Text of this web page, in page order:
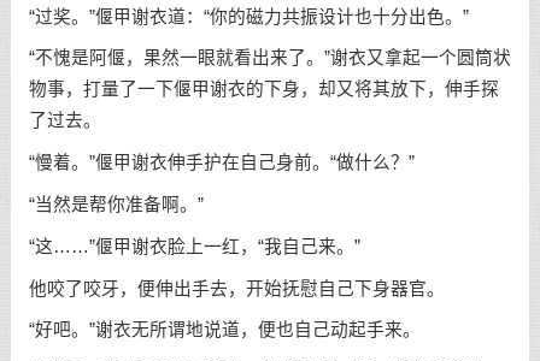
“过奖。”偃甲谢衣道：“你的磁力共振设计也十分出色。”
“不愧是阿偃，果然一眼就看出来了。”谢衣又拿起一个圆筒状
物事，打量了一下偃甲谢衣的下身，却又将其放下，伸手探
了过去。
“慢着。”偃甲谢衣伸手护在自己身前。“做什么？”
“当然是帮你准备啊。”
“这……”偃甲谢衣脸上一红，“我自己来。”
他咬了咬牙，便伸出手去，开始抚慰自己下身器官。
“好吧。”谢衣无所谓地说道，便也自己动起手来。